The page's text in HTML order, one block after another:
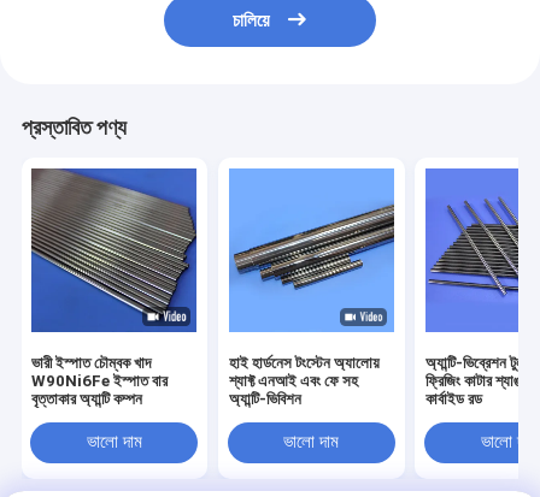
চালিয়ে
প্রস্তাবিত পণ্য
ভারী ইস্পাত চৌম্বক খাদ
W90Ni6Fe ইস্পাত বার
বৃত্তাকার অ্যান্টি কম্পন
ভালো দাম
হাই হার্ডনেস টংস্টেন অ্যালোয়
শ্যাফ্ট এনআই এবং ফে সহ
অ্যান্টি-ভিবিশন
ভালো দাম
অ্যান্টি-ভিব্রেশন টুল
ফ্রিজিং কাটার শ্যাঙ্ক
কার্বাইড রড
ভালো দাম